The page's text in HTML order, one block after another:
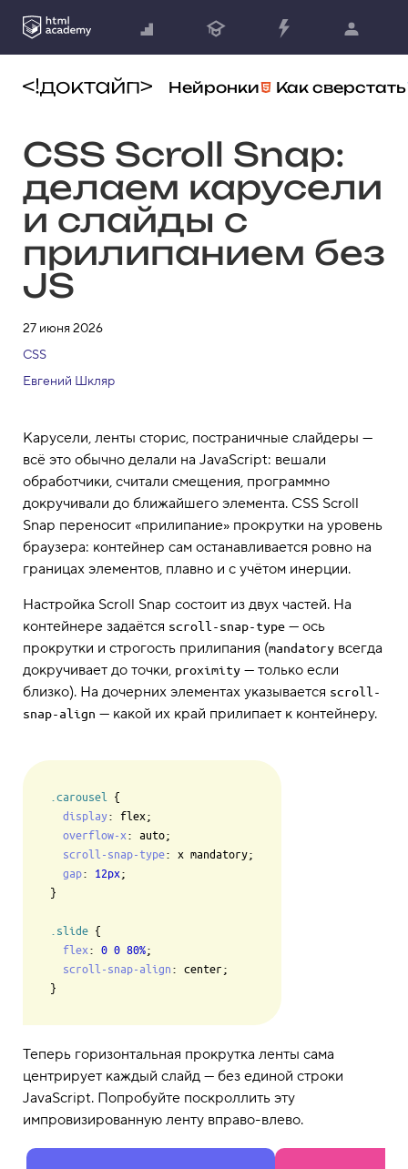
Нейронки Как сверстать
CSS Scroll Snap:
делаем карусели
и слайды с
прилипанием без
JS
27 июня 2026
CSS
Евгений Шкляр
Карусели, ленты сторис, постраничные слайдеры —
всё это обычно делали на JavaScript: вешали
обработчики, считали смещения, программно
докручивали до ближайшего элемента. CSS Scroll
Snap переносит «прилипание» прокрутки на уровень
браузера: контейнер сам останавливается ровно на
границах элементов, плавно и с учётом инерции.
Настройка Scroll Snap состоит из двух частей. На
контейнере задаётся scroll-snap-type — ось
прокрутки и строгость прилипания (mandatory всегда
докручивает до точки, proximity — только если
близко). На дочерних элементах указывается scroll-
snap-align — какой их край прилипает к контейнеру.
.carousel
{
display: flex;
overflow-x : auto;
scroll-snap-type: x mandatory;
gap: 12px;
}
.slide {
flex : 0 0 80%;
scroll-snap-align : center;
Теперь горизонтальная прокрутка ленты сама
центрирует каждый слайд — без единой строки
JavaScript. Попробуйте поскроллить эту
импровизированную ленту вправо-влево.